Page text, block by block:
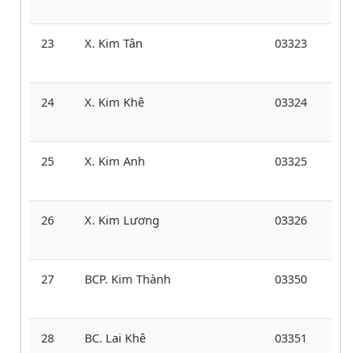
23 X. Kim Tân 03323
24 X. Kim Khê 03324
25 X. Kim Anh 03325
26 X. Kim Lương 03326
27 BCP. Kim Thành 03350
28 BC. Lai Khê 03351